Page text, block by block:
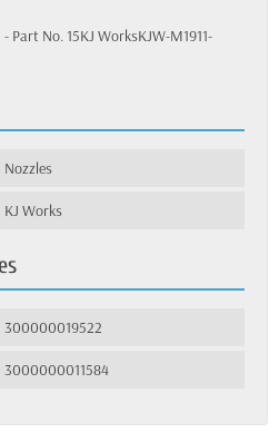
Part No. 15KJ WorksKJW-M1911-
Nozzles
KJ Works
300000019522
3000000011584